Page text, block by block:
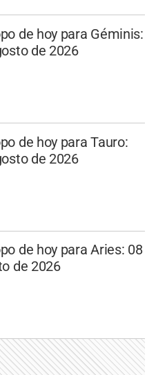
de hoy para Géminis:
de 2026
de hoy para Tauro:
de 2026
de hoy para Aries: 08
de 2026